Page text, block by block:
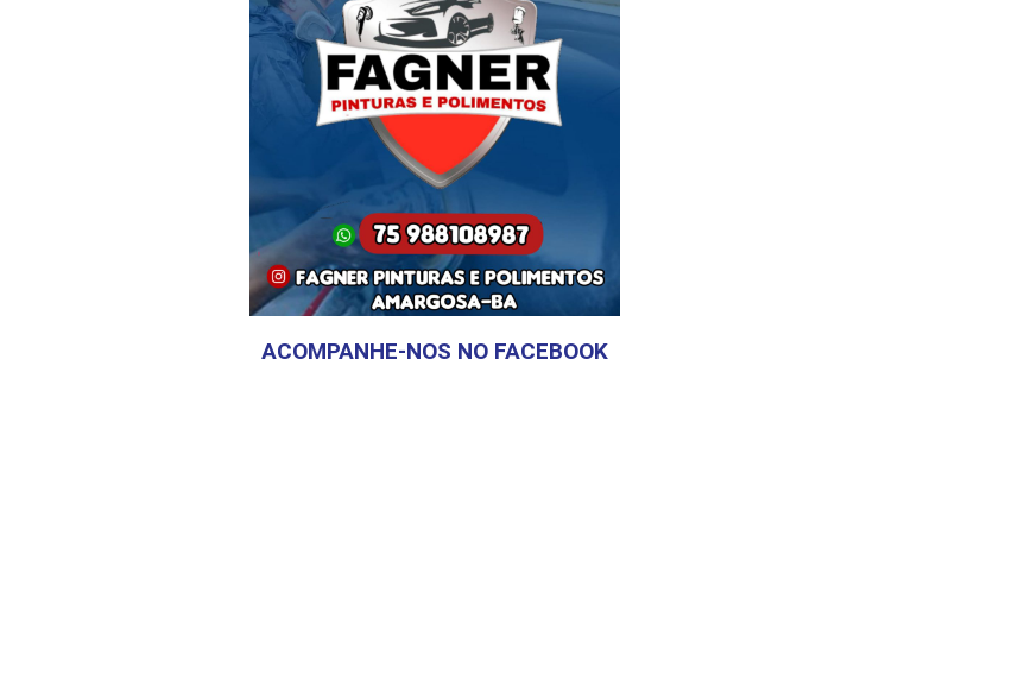
ACOMPANHE-NOS NO FACEBOOK